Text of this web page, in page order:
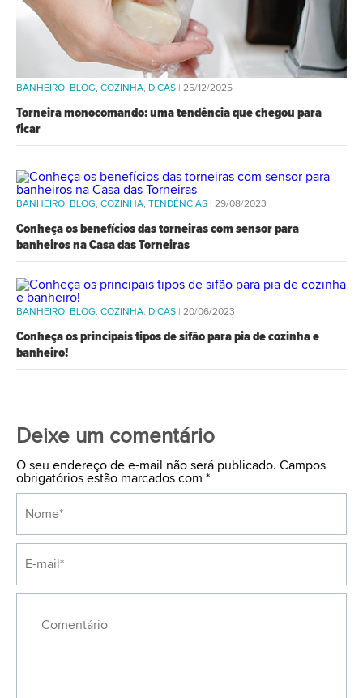
BANHEIRO, BLOG, COZINHA, DICAS | 25/12/2025
Torneira monocomando: uma tendência que chegou para
ficar
BANHEIRO, BLOG, COZINHA, TENDÊNCIAS | 29/08/2023
Conheça os benefícios das torneiras com sensor para
banheiros na Casa das Torneiras
BANHEIRO, BLOG, COZINHA, DICAS | 20/06/2023
Conheça os principais tipos de sifão para pia de cozinha e
banheiro!
Deixe um comentário
O seu endereço de e-mail não será publicado. Campos
obrigatórios estão marcados com *